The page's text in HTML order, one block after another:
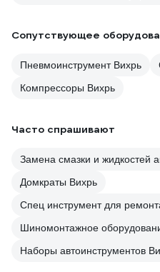
Сопутствующее
Пневмоинструмент Вихрь
Компрессоры Вихрь
Часто спрашивают
Замена смазки и жидкостей
Домкраты Вихрь
Спец инструмент для
Шиномонтажное
Наборы автоинструментов